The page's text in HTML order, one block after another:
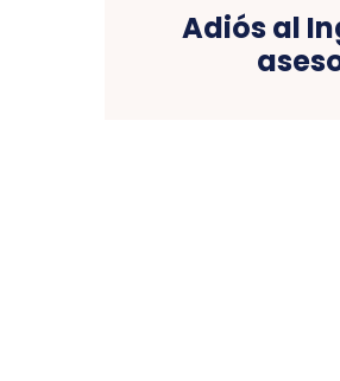
Adiós al